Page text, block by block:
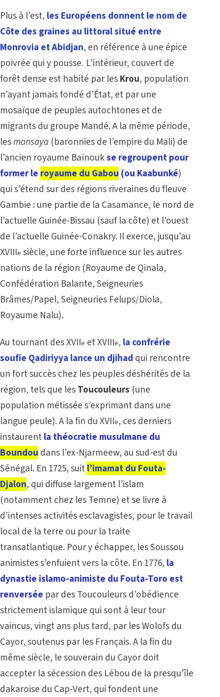
Plus à l’est, les Européens donnent le nom de
Côte des graines au littoral situé entre
Monrovia et Abidjan, en référence à une épice
poivrée qui y pousse. L’intérieur, couvert de
forêt dense est habité par lesKrou, population
n’ayant jamais fondé d’État, et par une
mosaïque de peuples autochtones et de
migrants du groupe Mandé. A la même période,
lesmansaya (baronnies de l’empire du Mali) de
l’ancien royaume Baïnoukse regroupent pour
former le royaume du Gabou (ou Kaabunké)
qui s’étend sur des régions riveraines du fleuve
Gambie : une partie de la Casamance, le nord de
l’actuelle Guinée-Bissau (sauf la côte) et l’ouest
de l’actuelle Guinée-Conakry. Il exerce, jusqu’au
XVIIIe siècle, une forte influence sur les autres
nations de la région (Royaume de Qinala,
Confédération Balante, Seigneuries
Brâmes/Papel, Seigneuries Felups/Diola,
Royaume Nalu).
Au tournant des XVIIe et XVIIIe, la confrérie
soufie Qadiriyya lance un djihad qui rencontre
un fort succès chez les peuples déshérités de la
région, tels que lesToucouleurs (une
population métissée s’exprimant dans une
langue peule). A la fin du XVIIe, ces derniers
instaurentla théocratie musulmane du
Boundou dans l’ex-Njarmeew, au sud-est du
Sénégal. En 1725, suitl’imamat du Fouta-
Djalon, qui diffuse largement l’islam
(notamment chez les Temne) et se livre à
d’intenses activités esclavagistes, pour le travail
local de la terre ou pour la traite
transatlantique. Pour y échapper, les Soussou
animistes s’enfuient vers la côte. En 1776, la
dynastie islamo-animiste du Fouta-Toro est
renversée par des Toucouleurs d’obédience
strictement islamique qui sont à leur tour
vaincus, vingt ans plus tard, par les Wolofs du
Cayor, soutenus par les Français. A la fin du
même siècle, le souverain du Cayor doit
accepter la sécession des Lébou de la presqu’île
dakaroise du Cap-Vert, qui fondent une